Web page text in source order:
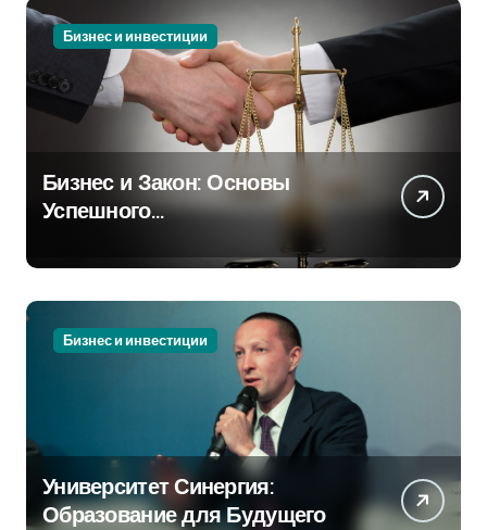
Бизнес и инвестиции
Бизнес и Закон: Основы
Успешного
Бизнес и инвестиции
Университет Синергия:
Образование для Будущего